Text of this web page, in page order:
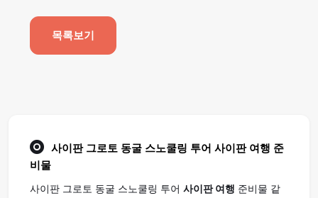
목록보기
사이판 그로토 동굴 스노쿨링 투어 사이판 여행 준
비물
사이판 그로토 동굴 스노쿨링 투어 사이판 여행 준비물 같